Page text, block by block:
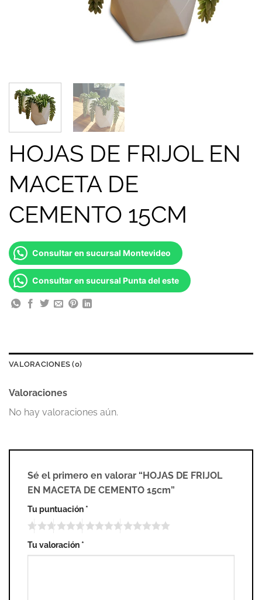
HOJAS DE FRIJOL EN
MACETA DE
CEMENTO 15CM
Consultar en sucursal Montevideo
Consultar en sucursal Punta del este
VALORACIONES (0)
Valoraciones
No hay valoraciones aún.
Sé el primero en valorar “HOJAS DE FRIJOL
EN MACETA DE CEMENTO 15cm”
Tu puntuación *
Tu valoración *